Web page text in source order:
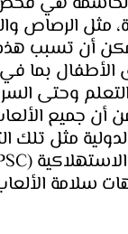
مثل الرصاص
أن تسبب
بما
وحتى
أن جميع
مثل تلك
سلامة